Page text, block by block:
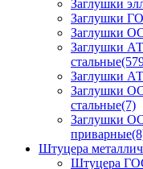
Заглушки
Заглушки
Заглушки
Заглушки
стальные
Заглушки
Заглушки
стальные(7)
Заглушки
приварные
Штуцера
Штуцера